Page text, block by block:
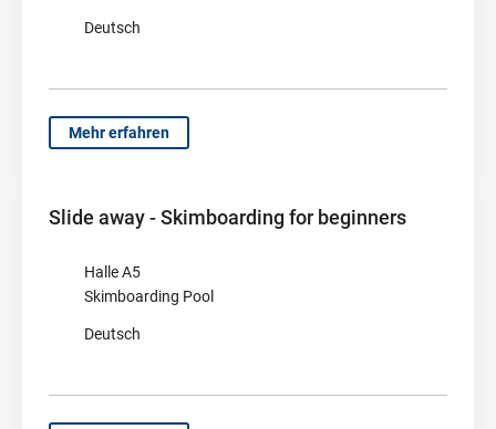
Deutsch
Mehr erfahren
Slide away - Skimboarding for beginners
Halle A5
Skimboarding Pool
Deutsch